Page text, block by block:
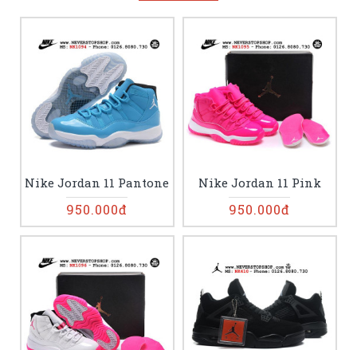
Nike Jordan 11 Pantone
950.000đ
Nike Jordan 11 Pink
950.000đ